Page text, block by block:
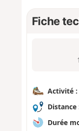
Fiche
Activité :
Distance
Durée